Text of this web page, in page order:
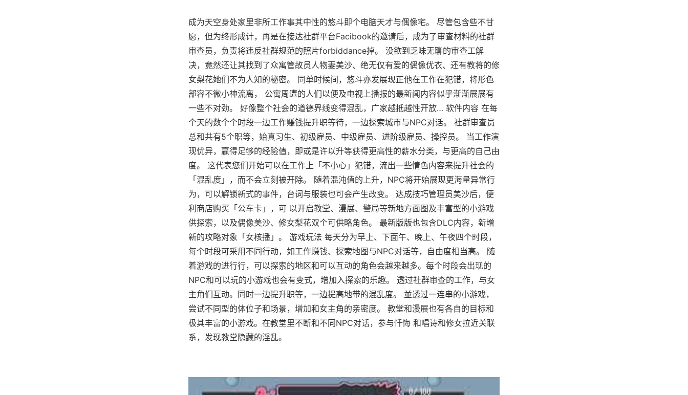
成为天空身处家里非所工作事其中性的悠斗即个电脑天才与偶像宅。 尽管包含些不甘
愿，但为终形成计，再是在接达社群平台Facibook的邀请后，成为了审查材料的社群
审查员，负责将违反社群规范的照片forbiddance掉。 没欲到乏味无聊的审查工解
决，竟然还让其找到了众寓管故员人物妻美沙、绝无仅有爱的偶像优衣、还有教将的修
女梨花她们不为人知的秘密。 同单时候间，悠斗亦发展现正他在工作在犯错，将形色
部容不微小神流离， 公寓周遭的人们以便及电视上播报的最新闻内容似乎渐渐展展有
一些不对劲。 好像整个社会的道德界线变得混乱，广家越抵越性开放… 软件内容 在每
个天的数个个时段一边工作赚钱提升职等待，一边探索城市与NPC对话。 社群审查员
总和共有5个职等，始真习生、初级雇员、中级雇员、进阶级雇员、操控员。 当工作演
现优异，赢得足够的经验值，即或是许以升等获得更高性的薪水分类，与更高的自己由
度。 这代表您们开始可以在工作上「不小心」犯错，流出一些情色内容来提升社会的
「混乱度」，而不会立刻被开除。 随着混沌值的上升，NPC将开始展现更海量异常行
为，可以解锁新式的事件，台词与服装也可会产生改变。 达成技巧管理员美沙后，便
利商店购买「公车卡」，可 以开启教堂、漫展、警局等新地方面图及丰富型的小游戏
供探索，以及偶像美沙、修女梨花双个可供略角色。 最新版版也包含DLC内容，新增
新的攻略对象「女核播」。 游戏玩法 每天分为早上、下面午、晚上、午夜四个时段，
每个时段可采用不同行动，如工作赚钱、探索地图与NPC对话等，自由度相当高。 随
着游戏的进行行，可以探索的地区和可以互动的角色会越来越多。每个时段会出现的
NPC和可以玩的小游戏也会有变式，增加入探索的乐趣。 透过社群审查的工作，与女
主角们互动。同时一边提升职等，一边提高地带的混乱度。 並透过一连串的小游戏，
尝试不同型的体位子和场景，增加和女主角的亲密度。 教堂和漫展也有各自的目标和
极其丰富的小游戏。在教堂里不断和不同NPC对话，参与忏悔 和唱诗和修女拉近关联
系，发现教堂隐藏的淫乱。